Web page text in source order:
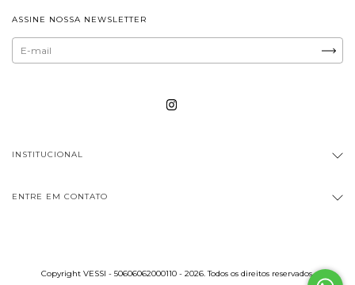
ASSINE NOSSA NEWSLETTER
INSTITUCIONAL
ENTRE EM CONTATO
Copyright VESSI - 50606062000110 - 2026. Todos os direitos reservados.